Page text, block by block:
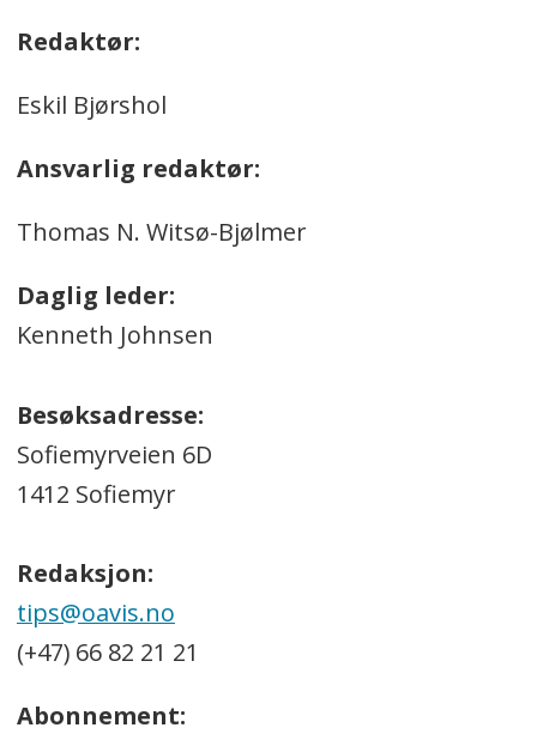
Redaktør:
Eskil Bjørshol
Ansvarlig redaktør:
Thomas N. Witsø-Bjølmer
Daglig leder:
Kenneth Johnsen
Besøksadresse:
Sofiemyrveien 6D
1412 Sofiemyr
Redaksjon:
tips@oavis.no
(+47) 66 82 21 21
Abonnement: